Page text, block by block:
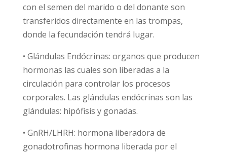
con el semen del marido o del donante son
transferidos directamente en las trompas,
donde la fecundación tendrá lugar.
• Glándulas Endócrinas: organos que producen
hormonas las cuales son liberadas a la
circulación para controlar los procesos
corporales. Las glándulas endócrinas son las
glándulas: hipófisis y gonadas.
• GnRH/LHRH: hormona liberadora de
gonadotrofinas hormona liberada por el